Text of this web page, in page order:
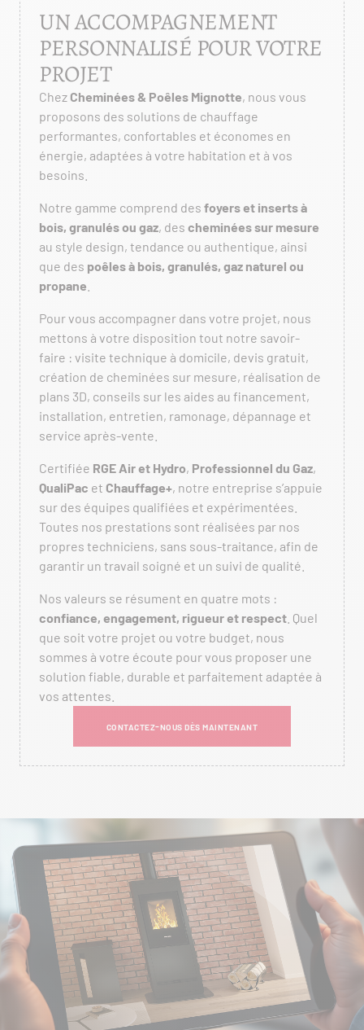
UN ACCOMPAGNEMENT
PERSONNALISÉ POUR VOTRE
PROJET
Chez Cheminées & Poêles Mignotte, nous vous
proposons des solutions de chauffage
performantes, confortables et économes en
énergie, adaptées à votre habitation et à vos
besoins.
Notre gamme comprend des foyers et inserts à
bois, granulés ou gaz, des cheminées sur mesure
au style design, tendance ou authentique, ainsi
que des poêles à bois, granulés, gaz naturel ou
propane
Pour vous accompagner dans votre projet, nous
mettons à votre disposition tout notre savoir-
faire : visite technique à domicile, devis gratuit,
création de cheminées sur mesure, réalisation de
plans 3D, conseils sur les aides au financement,
installation, entretien, ramonage, dépannage et
service après-vente.
Certifiée RGE Air et Hydro, Professionnel du Gaz,
QualiPac et Chauffage+, notre entreprise s’appuie
sur des équipes qualifiées et expérimentées.
Toutes nos prestations sont réalisées par nos
propres techniciens, sans sous-traitance, afin de
garantir un travail soigné et un suivi de qualité.
Nos valeurs se résument en quatre mots :
confiance, engagement, rigueur et respect . Quel
que soit votre projet ou votre budget, nous
sommes à votre écoute pour vous proposer une
solution fiable, durable et parfaitement adaptée à
vos attentes.
CONTACTEZ-NOUS DÈS MAINTENANT